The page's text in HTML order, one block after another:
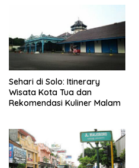
Sehari di Solo: Itinerary
Wisata Kota Tua dan
Rekomendasi Kuliner Malam